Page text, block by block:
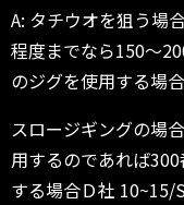
A: タチウオを狙う場
程度までなら150～
のジグを使用する場
スロージギングの場
用するのであれば
する場合Ｄ社 10~15/